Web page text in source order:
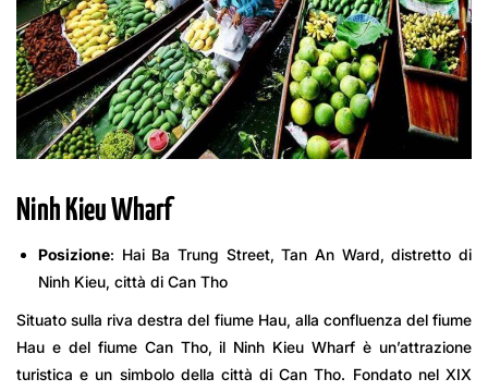
Ninh Kieu Wharf
Posizione: Hai Ba Trung Street, Tan An Ward, distretto di
Ninh Kieu, città di Can Tho
Situato sulla riva destra del fiume Hau, alla confluenza del fiume
Hau e del fiume Can Tho, il Ninh Kieu Wharf è un’attrazione
turistica e un simbolo della città di Can Tho. Fondato nel XIX